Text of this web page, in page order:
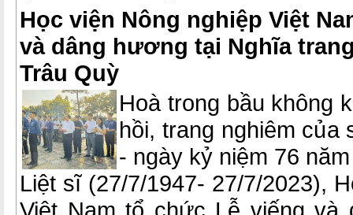
Học viện Nông nghiệp Việt
và dâng hương tại Nghĩa
Trâu Quỳ
Hoà trong bầu không
hồi, trang nghiêm của
- ngày kỷ niệm 76
Liệt sĩ (27/7/1947- 27/7/2023),